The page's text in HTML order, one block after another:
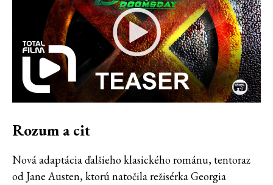
Rozum a cit
Nová adaptácia ďalšieho klasického románu, tentoraz
od Jane Austen, ktorú natočila režisérka Georgia